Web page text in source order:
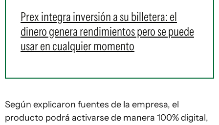
Prex integra inversión a su billetera: el
dinero genera rendimientos pero se puede
usar en cualquier momento
Según explicaron fuentes de la empresa, el
producto podrá activarse de manera 100% digital,